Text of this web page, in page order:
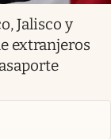
Jalisco y
extranjeros